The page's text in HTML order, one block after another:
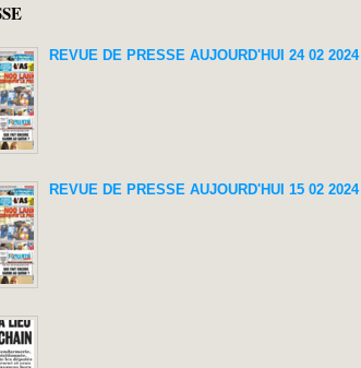
REVUE DE PRESSE AUJOURD'HUI 24 02 2024
REVUE DE PRESSE AUJOURD'HUI 15 02 2024